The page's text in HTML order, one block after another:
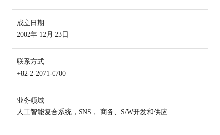
成立日期
2002年 12月 23日
联系方式
+82-2-2071-0700
业务领域
人工智能复合系统，SNS， 商务、S/W开发和供应